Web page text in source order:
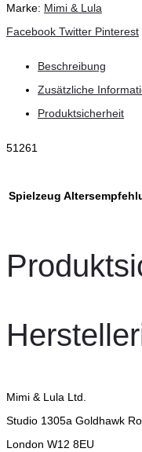
Marke: Mimi & Lula
Teilen
Facebook Twitter Pinterest
Beschreibung
Zusätzliche
Produktsicherheit
51261
Spielzeug
Mimi & Lula Ltd.
Studio 1305a Goldhawk
London W12 8EU